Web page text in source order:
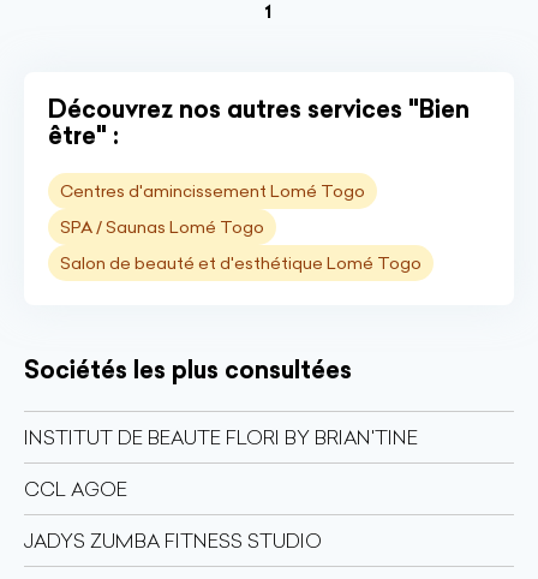
1
Découvrez nos autres services "Bien
être" :
Centres d'amincissement Lomé Togo
SPA / Saunas Lomé Togo
Salon de beauté et d'esthétique Lomé Togo
Sociétés les plus consultées
INSTITUT DE BEAUTE FLORI BY BRIAN'TINE
CCL AGOE
JADYS ZUMBA FITNESS STUDIO